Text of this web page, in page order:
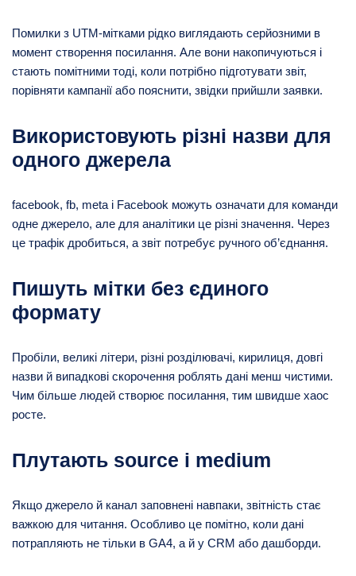
Помилки з UTM-мітками рідко виглядають серйозними в
момент створення посилання. Але вони накопичуються і
стають помітними тоді, коли потрібно підготувати звіт,
порівняти кампанії або пояснити, звідки прийшли заявки.
Використовують різні назви для
одного джерела
facebook, fb, meta і Facebook можуть означати для команди
одне джерело, але для аналітики це різні значення. Через
це трафік дробиться, а звіт потребує ручного об’єднання.
Пишуть мітки без єдиного
формату
Пробіли, великі літери, різні розділювачі, кирилиця, довгі
назви й випадкові скорочення роблять дані менш чистими.
Чим більше людей створює посилання, тим швидше хаос
росте.
Плутають source і medium
Якщо джерело й канал заповнені навпаки, звітність стає
важкою для читання. Особливо це помітно, коли дані
потрапляють не тільки в GA4, а й у CRM або дашборди.